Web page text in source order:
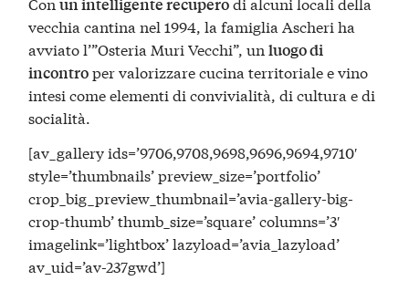
un intelligente recupero
vecchia cantina nel 1994, la famiglia Ascheri ha
avviato l’”Osteria Muri Vecchi”, unluogo di
incontroper valorizzare cucina territoriale e vino
intesi come elementi di convivialità, di cultura e di
socialità.
[av_gallery ids=’9706,9708,9698,9696,9694,9710′
style=’thumbnails’ preview_size=’portfolio’
crop_big_preview_thumbnail=’avia-gallery-big-
crop-thumb’ thumb_size=’square’ columns=’3′
imagelink=’lightbox’ lazyload=’avia_lazyload’
av_uid=’av-237gwd’]